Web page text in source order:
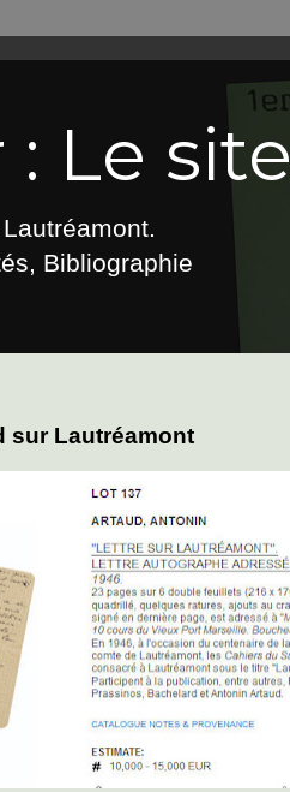
Le site
Bibliographie
sur Lautréamont